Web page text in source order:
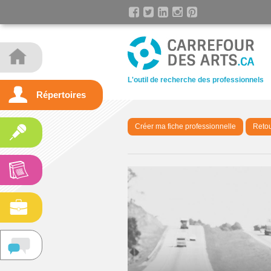
Répertoires
L'outil de recherche des professionnels
Créer ma fiche professionnelle